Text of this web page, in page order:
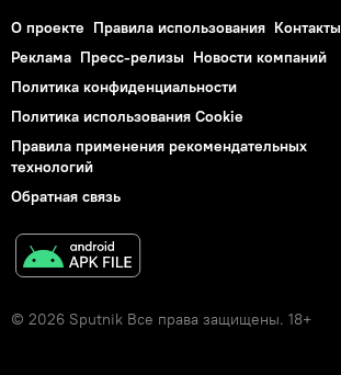
О проекте Правила использования Контакты
Реклама Пресс-релизы Новости компаний
Политика конфиденциальности
Политика использования Cookie
Правила применения рекомендательных
технологий
Обратная связь
© 2026 Sputnik Все права защищены. 18+